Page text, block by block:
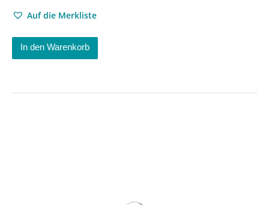
Auf die Merkliste
In den Warenkorb